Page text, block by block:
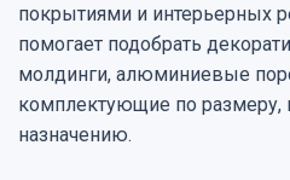
покрытиями и интерьерных
помогает подобрать
молдинги, алюминиевые
комплектующие по размеру,
назначению.